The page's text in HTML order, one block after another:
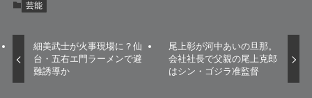
芸能
細美武士が火事現場に？仙
台・五右エ門ラーメンで避
難誘導か
尾上彰が河中あいの旦那。
会社社長で父親の尾上克郎
はシン・ゴジラ准監督